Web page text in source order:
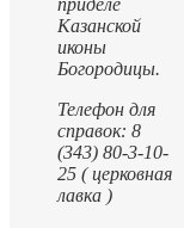
приделе
Казанской
иконы
Богородицы.
Телефон для
справок: 8
(343) 80-3-10-
25 ( церковная
лавка )